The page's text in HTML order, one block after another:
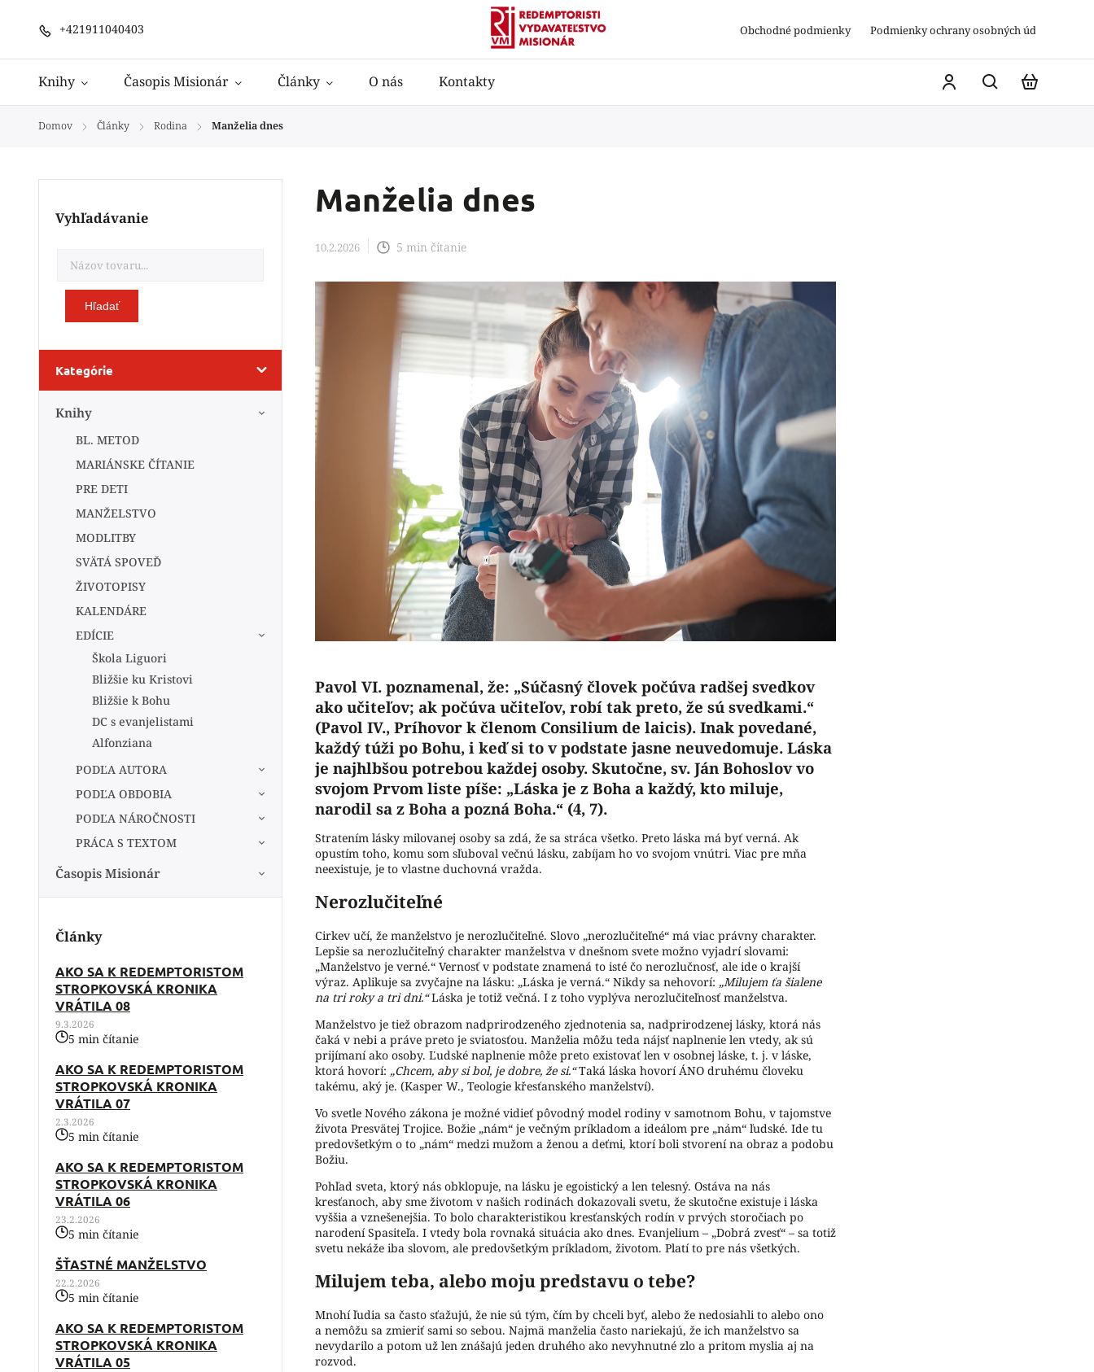
+421911040403 Obchodné podmienky Podmienky ochrany osobných údajov
Knihy Časopis Misionár Články O nás Kontakty
Domov / Články / Rodina / Manželia dnes
Vyhľadávanie
Hľadať
Kategórie
Knihy
BL. METOD
MARIÁNSKE ČÍTANIE
PRE DETI
MANŽELSTVO
MODLITBY
SVÄTÁ SPOVEĎ
ŽIVOTOPISY
KALENDÁRE
EDÍCIE
Škola Liguori
Bližšie ku Kristovi
Bližšie k Bohu
DC s evanjelistami
Alfonziana
PODĽA AUTORA
PODĽA OBDOBIA
PODĽA NÁROČNOSTI
PRÁCA S TEXTOM
Časopis Misionár
Články
AKO SA K REDEMPTORISTOM
STROPKOVSKÁ KRONIKA
VRÁTILA 08
9.3.2026
5 min čítanie
AKO SA K REDEMPTORISTOM
STROPKOVSKÁ KRONIKA
VRÁTILA 07
2.3.2026
5 min čítanie
AKO SA K REDEMPTORISTOM
STROPKOVSKÁ KRONIKA
VRÁTILA 06
23.2.2026
5 min čítanie
ŠŤASTNÉ MANŽELSTVO
22.2.2026
5 min čítanie
AKO SA K REDEMPTORISTOM
STROPKOVSKÁ KRONIKA
VRÁTILA 05
Manželia dnes
10.2.2026 5 min čítanie
Pavol VI. poznamenal, že: „Súčasný človek počúva radšej svedkov
ako učiteľov; ak počúva učiteľov, robí tak preto, že sú svedkami.“
(Pavol IV., Príhovor k členom Consilium de laicis). Inak povedané,
každý túži po Bohu, i keď si to v podstate jasne neuvedomuje. Láska
je najhlbšou potrebou každej osoby. Skutočne, sv. Ján Bohoslov vo
svojom Prvom liste píše: „Láska je z Boha a každý, kto miluje,
narodil sa z Boha a pozná Boha.“ (4, 7).
Stratením lásky milovanej osoby sa zdá, že sa stráca všetko. Preto láska má byť verná. Ak
opustím toho, komu som sľuboval večnú lásku, zabíjam ho vo svojom vnútri. Viac pre mňa
neexistuje, je to vlastne duchovná vražda.
Nerozlučiteľné
Cirkev učí, že manželstvo je nerozlučiteľné. Slovo „nerozlučiteľné“ má viac právny charakter.
Lepšie sa nerozlučiteľný charakter manželstva v dnešnom svete možno vyjadrí slovami:
„Manželstvo je verné.“ Vernosť v podstate znamená to isté čo nerozlučnosť, ale ide o krajší
výraz. Aplikuje sa zvyčajne na lásku: „Láska je verná.“ Nikdy sa nehovorí: „Milujem ťa šialene
na tri roky a tri dni.“Láska je totiž večná. I z toho vyplýva nerozlučiteľnosť manželstva.
Manželstvo je tiež obrazom nadprirodzeného zjednotenia sa, nadprirodzenej lásky, ktorá nás
čaká v nebi a práve preto je sviatosťou. Manželia môžu teda nájsť naplnenie len vtedy, ak sú
prijímaní ako osoby. Ľudské naplnenie môže preto existovať len v osobnej láske, t. j. v láske,
ktorá hovorí: „Chcem, aby si bol, je dobre, že si.“Taká láska hovorí ÁNO druhému človeku
takému, aký je. (Kasper W., Teologie křesťanského manželství).
Vo svetle Nového zákona je možné vidieť pôvodný model rodiny v samotnom Bohu, v tajomstve
života Presvätej Trojice. Božie „nám“ je večným príkladom a ideálom pre „nám“ ľudské. Ide tu
predovšetkým o to „nám“ medzi mužom a ženou a deťmi, ktorí boli stvorení na obraz a podobu
Božiu.
Pohľad sveta, ktorý nás obklopuje, na lásku je egoistický a len telesný. Ostáva na nás
kresťanoch, aby sme životom v našich rodinách dokazovali svetu, že skutočne existuje i láska
vyššia a vznešenejšia. To bolo charakteristikou kresťanských rodín v prvých storočiach po
narodení Spasiteľa. I vtedy bola rovnaká situácia ako dnes. Evanjelium – „Dobrá zvesť“ – sa totiž
svetu nekáže iba slovom, ale predovšetkým príkladom, životom. Platí to pre nás všetkých.
Milujem teba, alebo moju predstavu o tebe?
Mnohí ľudia sa často sťažujú, že nie sú tým, čím by chceli byť, alebo že nedosiahli to alebo ono
a nemôžu sa zmieriť sami so sebou. Najmä manželia často nariekajú, že ich manželstvo sa
nevydarilo a potom už len znášajú jeden druhého ako nevyhnutné zlo a pritom myslia aj na
rozvod.